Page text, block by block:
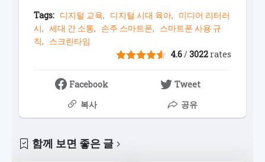
Tags: 디지털 교육 디지털 시대 육아
미디어 리터러
시
세대 간 소통 손주 스마트폰
스마트폰 사용 규
칙
스크린타임
4.6/3022 rates
Facebook
Tweet
복사
공유
함께 보면 좋은 글